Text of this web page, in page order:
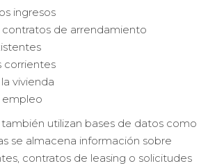
ingresos
de arrendamiento
corrientes
vivienda
empleo
también utilizan bases de datos como
se almacena información sobre
contratos de leasing o solicitudes